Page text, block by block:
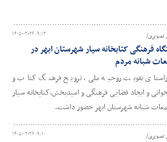
۱۴۰۵-۰۲-۲۶ ۰۹:۱۳ تصویری/
فرهنگی کتابخانه سیار شهرستان ابهر در
شبانه مردم
تقویت روحیه ملی، ترویج فرهنگ کتاب و
و ایجاد فضایی فرهنگی و امیدبخش،‌کتابخانه سیار
شبانه شهرستان ابهر حضور داشت.
۱۴۰۵-۰۲-۲۶ ۰۹:۱۰ تصویری/